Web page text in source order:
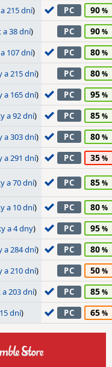
215 dní) PC 90
a 38 dní) PC 90
107 dní) PC 80
a 215 dní) PC 80
a 165 dní) PC 95
a 92 dní) PC 85
a 303 dní) PC 80
a 291 dní) PC 35
a 70 dní) PC 85
a 10 dní) PC 80
a 4 dny) PC 95
a 284 dní) PC 80
a 210 dní) PC 50
203 dní) PC 85
dní) PC 65